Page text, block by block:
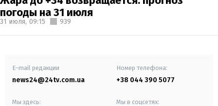
погоды на 31 июля
31 июля, 09:15 939
E-mail редакции
news24@24tv.com.ua
Номер телефона:
+38 044 390 5077
Мы здесь: Мы в соцсетях: